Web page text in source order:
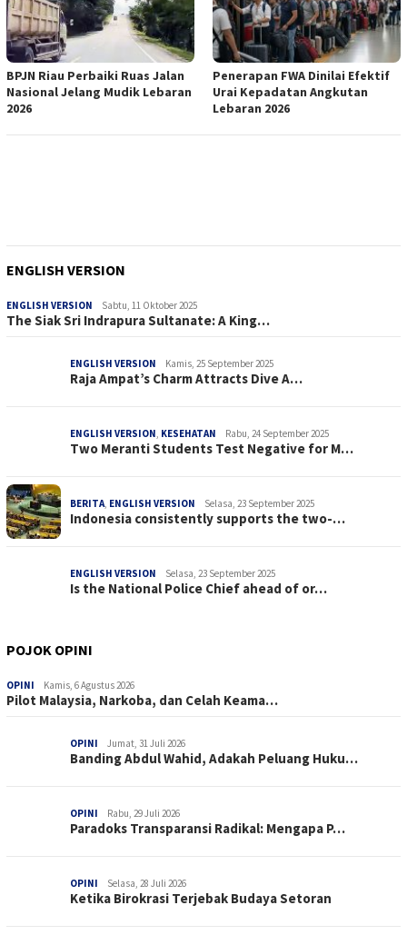
BPJN Riau Perbaiki Ruas Jalan
Nasional Jelang Mudik Lebaran
2026
Penerapan FWA Dinilai Efektif
Urai Kepadatan Angkutan
Lebaran 2026
ENGLISH VERSION
ENGLISH VERSION Sabtu, 11 Oktober 2025
The Siak Sri Indrapura Sultanate: A King…
ENGLISH VERSION Kamis, 25 September 2025
Raja Ampat’s Charm Attracts Dive A…
ENGLISH VERSION KESEHATAN Rabu, 24 September 2025
Two Meranti Students Test Negative for M…
BERITA ENGLISH VERSION Selasa, 23 September 2025
Indonesia consistently supports the two-…
ENGLISH VERSION Selasa, 23 September 2025
Is the National Police Chief ahead of or…
POJOK OPINI
OPINI Kamis, 6 Agustus 2026
Pilot Malaysia, Narkoba, dan Celah Keama…
OPINI Jumat, 31 Juli 2026
Banding Abdul Wahid, Adakah Peluang Huku…
OPINI Rabu, 29 Juli 2026
Paradoks Transparansi Radikal: Mengapa P…
OPINI Selasa, 28 Juli 2026
Ketika Birokrasi Terjebak Budaya Setoran